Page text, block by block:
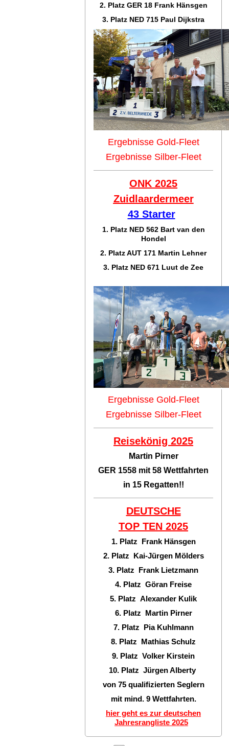
2. Platz GER 18 Frank Hänsgen
3. Platz NED 715 Paul Dijkstra
Ergebnisse Gold-Fleet
Ergebnisse Silber-Fleet
ONK 2025
Zuidlaardermeer
43 Starter
1. Platz NED 562 Bart van den
Hondel
2. Platz AUT 171 Martin Lehner
3. Platz NED 671 Luut de Zee
Ergebnisse Gold-Fleet
Ergebnisse Silber-Fleet
Reisekönig 2025
Martin Pirner
GER 1558 mit 58 Wettfahrten
in 15 Regatten!!
DEUTSCHE
TOP TEN 2025
1. Platz Frank Hänsgen
2. Platz Kai-Jürgen Mölders
3. Platz Frank Lietzmann
4. Platz Göran Freise
5. Platz Alexander Kulik
6. Platz Martin Pirner
7. Platz Pia Kuhlmann
8. Platz Mathias Schulz
9. Platz Volker Kirstein
10. Platz Jürgen Alberty
von 75 qualifizierten Seglern
mit mind. 9 Wettfahrten.
hier geht es zur deutschen
Jahresrangliste 2025